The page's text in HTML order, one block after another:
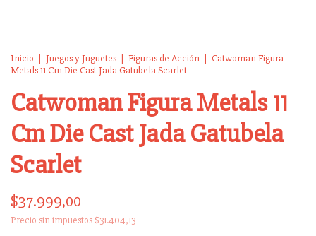
Inicio Juegos y Juguetes Figuras de Acción
Catwoman Figura
Metals 11 Cm Die Cast Jada Gatubela Scarlet
Catwoman Figura Metals 11
Cm Die Cast Jada Gatubela
Scarlet
$37.999,00
Precio sin impuestos $31.404,13